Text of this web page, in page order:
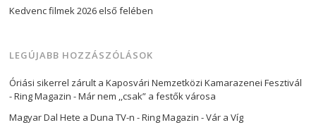
Kedvenc filmek 2026 első felében
LEGÚJABB HOZZÁSZÓLÁSOK
Óriási sikerrel zárult a Kaposvári Nemzetközi Kamarazenei Fesztivál
- Ring Magazin -Már nem ,,csak” a festők városa
Magyar Dal Hete a Duna TV-n - Ring Magazin -Vár a Víg